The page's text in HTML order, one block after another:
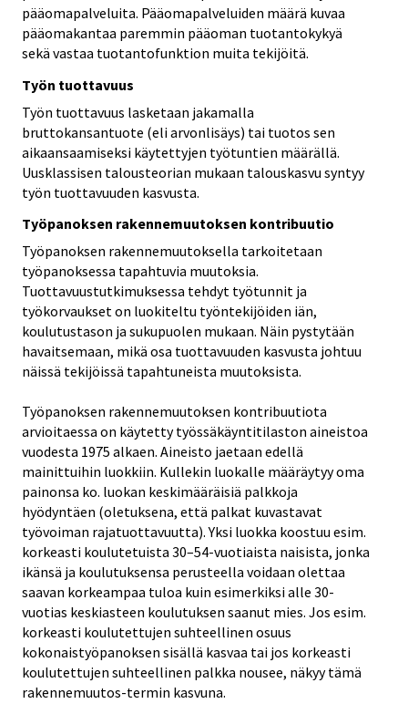
pääomapalveluita. Pääomapalveluiden määrä kuvaa
pääomakantaa paremmin pääoman tuotantokykyä
sekä vastaa tuotantofunktion muita tekijöitä.
Työn tuottavuus
Työn tuottavuus lasketaan jakamalla
bruttokansantuote (eli arvonlisäys) tai tuotos sen
aikaansaamiseksi käytettyjen työtuntien määrällä.
Uusklassisen talousteorian mukaan talouskasvu syntyy
työn tuottavuuden kasvusta.
Työpanoksen rakennemuutoksen kontribuutio
Työpanoksen rakennemuutoksella tarkoitetaan
työpanoksessa tapahtuvia muutoksia.
Tuottavuustutkimuksessa tehdyt työtunnit ja
työkorvaukset on luokiteltu työntekijöiden iän,
koulutustason ja sukupuolen mukaan. Näin pystytään
havaitsemaan, mikä osa tuottavuuden kasvusta johtuu
näissä tekijöissä tapahtuneista muutoksista.
Työpanoksen rakennemuutoksen kontribuutiota
arvioitaessa on käytetty työssäkäyntitilaston aineistoa
vuodesta 1975 alkaen. Aineisto jaetaan edellä
mainittuihin luokkiin. Kullekin luokalle määräytyy oma
painonsa ko. luokan keskimääräisiä palkkoja
hyödyntäen (oletuksena, että palkat kuvastavat
työvoiman rajatuottavuutta). Yksi luokka koostuu esim.
korkeasti koulutetuista 30–54-vuotiaista naisista, jonka
ikänsä ja koulutuksensa perusteella voidaan olettaa
saavan korkeampaa tuloa kuin esimerkiksi alle 30-
vuotias keskiasteen koulutuksen saanut mies. Jos esim.
korkeasti koulutettujen suhteellinen osuus
kokonaistyöpanoksen sisällä kasvaa tai jos korkeasti
koulutettujen suhteellinen palkka nousee, näkyy tämä
rakennemuutos-termin kasvuna.